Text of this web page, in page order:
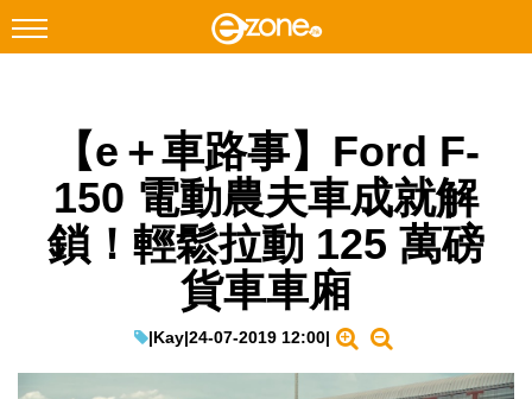
Facebook Instagram
科技焦點
網絡生活
EduTech
【e＋車路事】Ford F-
150 電動農夫車成就解
鎖！輕鬆拉動 125 萬磅
貨車車廂
|Kay|24-07-2019 12:00|